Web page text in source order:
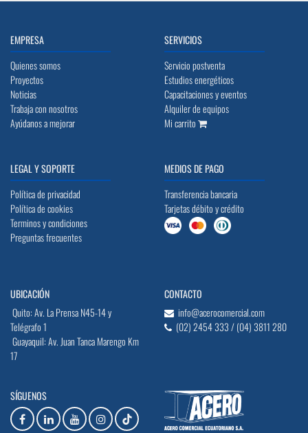
EMPRESA
Quienes somos
Proyectos
Noticias
Trabaja con nosotros
Ayúdanos a mejorar
SERVICIOS
Servicio postventa
Estudios energéticos
Capacitaciones y eventos
Alquiler de equipos
Mi carrito
LEGAL Y SOPORTE
Política de privacidad
Política de cookies
Terminos y condiciones
Preguntas frecuentes
MEDIOS DE PAGO
Transferencia bancaria
Tarjetas débito y crédito
UBICACIÓN
Quito: Av. La Prensa N45-14 y
Telégrafo 1
Guayaquil: Av. Juan Tanca Marengo Km
17
CONTACTO
info@acerocomercial.com
(02) 2454 333 / (04) 3811 280
SÍGUENOS